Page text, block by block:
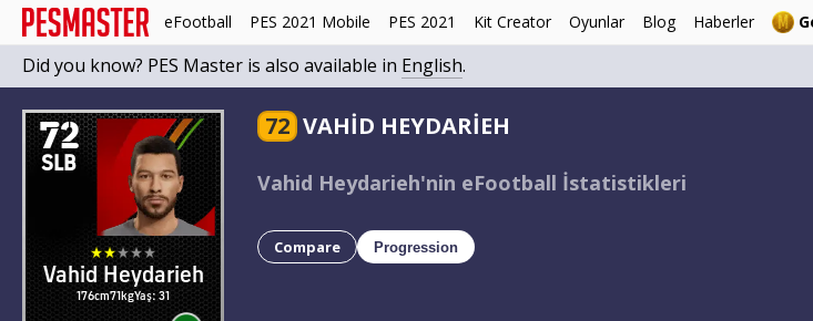
eFootball PES 2021 Mobile PES 2021 Kit Creator Oyunlar Blog Haberler
Did you know? PES Master is also available in English.
72
SLB
Vahid Heydarieh
176cm71kgYaş: 31
72 VAHID HEYDARIEH
Vahid Heydarieh'nin eFootball İstatistikleri
Compare Progression